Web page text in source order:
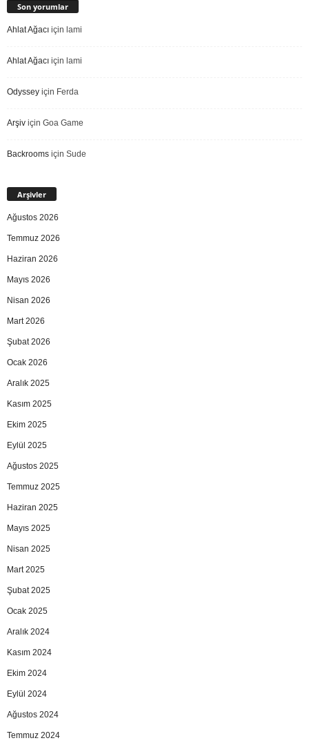
Son yorumlar
Ahlat Ağacı için lami
Ahlat Ağacı için lami
Odyssey için Ferda
Arşiv için Goa Game
Backrooms için Sude
Arşivler
Ağustos 2026
Temmuz 2026
Haziran 2026
Mayıs 2026
Nisan 2026
Mart 2026
Şubat 2026
Ocak 2026
Aralık 2025
Kasım 2025
Ekim 2025
Eylül 2025
Ağustos 2025
Temmuz 2025
Haziran 2025
Mayıs 2025
Nisan 2025
Mart 2025
Şubat 2025
Ocak 2025
Aralık 2024
Kasım 2024
Ekim 2024
Eylül 2024
Ağustos 2024
Temmuz 2024